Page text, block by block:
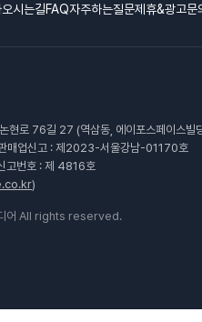
시는길FAQ자주하는질문제휴&광고문
현로 76길 27 (역삼동, 에이포스페이스빌
매업신고 : 제2023-서울강남-01170호
고번호 : 제 4816호
)
어 All rights reserved.